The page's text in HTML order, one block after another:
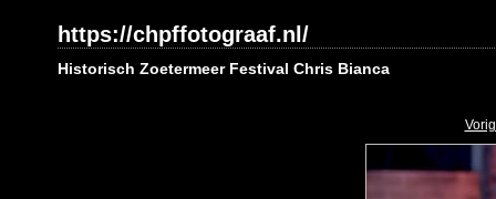
https://chpffotograaf.nl/
Historisch Zoetermeer Festival Chris Bianca